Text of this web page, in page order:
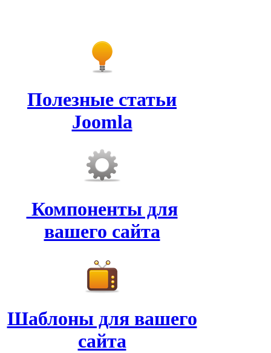
Полезные статьи
Joomla
Компоненты для
вашего сайта
Шаблоны для вашего
сайта